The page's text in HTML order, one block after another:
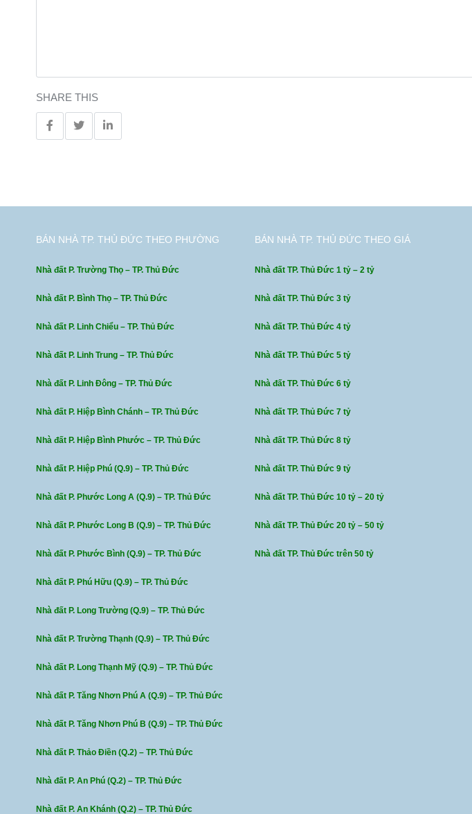
SHARE THIS
BÁN NHÀ TP. THỦ ĐỨC THEO PHƯỜNG
Nhà đất P. Trường Thọ – TP. Thủ Đức
Nhà đất P. Bình Thọ – TP. Thủ Đức
Nhà đất P. Linh Chiểu – TP. Thủ Đức
Nhà đất P. Linh Trung – TP. Thủ Đức
Nhà đất P. Linh Đông – TP. Thủ Đức
Nhà đất P. Hiệp Bình Chánh – TP. Thủ Đức
Nhà đất P. Hiệp Bình Phước – TP. Thủ Đức
Nhà đất P. Hiệp Phú (Q.9) – TP. Thủ Đức
Nhà đất P. Phước Long A (Q.9) – TP. Thủ Đức
Nhà đất P. Phước Long B (Q.9) – TP. Thủ Đức
Nhà đất P. Phước Bình (Q.9) – TP. Thủ Đức
Nhà đất P. Phú Hữu (Q.9) – TP. Thủ Đức
Nhà đất P. Long Trường (Q.9) – TP. Thủ Đức
Nhà đất P. Trường Thạnh (Q.9) – TP. Thủ Đức
Nhà đất P. Long Thạnh Mỹ (Q.9) – TP. Thủ Đức
Nhà đất P. Tăng Nhơn Phú A (Q.9) – TP. Thủ Đức
Nhà đất P. Tăng Nhơn Phú B (Q.9) – TP. Thủ Đức
Nhà đất P. Thảo Điền (Q.2) – TP. Thủ Đức
Nhà đất P. An Phú (Q.2) – TP. Thủ Đức
Nhà đất P. An Khánh (Q.2) – TP. Thủ Đức
BÁN NHÀ TP. THỦ ĐỨC THEO GIÁ
Nhà đất TP. Thủ Đức 1 tỷ – 2 tỷ
Nhà đất TP. Thủ Đức 3 tỷ
Nhà đất TP. Thủ Đức 4 tỷ
Nhà đất TP. Thủ Đức 5 tỷ
Nhà đất TP. Thủ Đức 6 tỷ
Nhà đất TP. Thủ Đức 7 tỷ
Nhà đất TP. Thủ Đức 8 tỷ
Nhà đất TP. Thủ Đức 9 tỷ
Nhà đất TP. Thủ Đức 10 tỷ – 20 tỷ
Nhà đất TP. Thủ Đức 20 tỷ – 50 tỷ
Nhà đất TP. Thủ Đức trên 50 tỷ